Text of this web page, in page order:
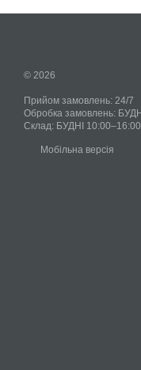
© 2026
Прийом замовлень: 24/7
Обробка замовлень:
Склад: БУДНІ 10:00–16:00
Мобільна версія